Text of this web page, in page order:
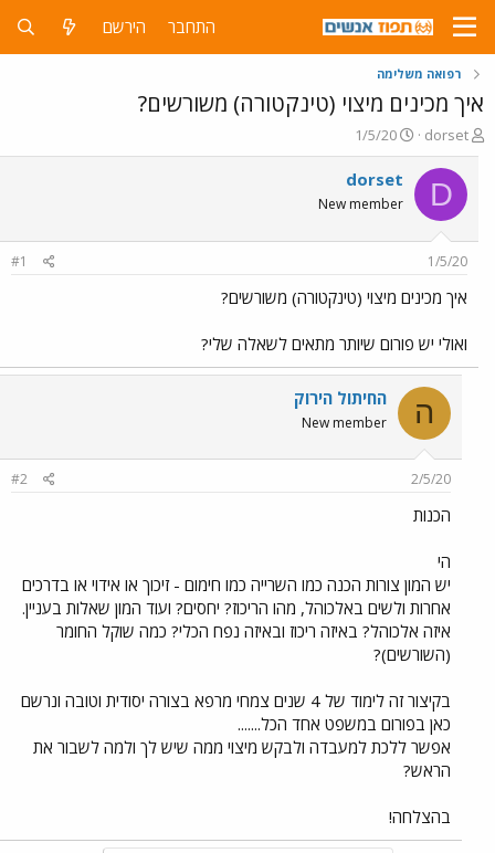
התחבר הירשם
רפואה משלימה
איך מכינים מיצוי (טינקטורה) משורשים?
פ
ו
ת
ח
ה
ו
ש
א
dorset
פ
ו
ר
ם
ר
1/5/20
D
dorset
New member
1/5/20
#1
איך מכינים מיצוי (טינקטורה) משורשים?
ואולי יש פורום שיותר מתאים לשאלה שלי?
ה החיתול הירוק
New member
2/5/20
#2
הכנות
הי
יש המון צורות הכנה כמו השרייה כמו חימום - זיכוך או אידוי או בדרכים
אחרות ולשים באלכוהל, מהו הריכוז? יחסים? ועוד המון שאלות בעניין.
איזה אלכוהל? באיזה ריכוז ובאיזה נפח הכלי? כמה שוקל החומר
(השורשים)?
בקיצור זה לימוד של 4 שנים צמחי מרפא בצורה יסודית וטובה ונרשם
כאן בפורום במשפט אחד הכל.......
אפשר ללכת למעבדה ולבקש מיצוי ממה שיש לך ולמה לשבור את
הראש?
בהצלחה!